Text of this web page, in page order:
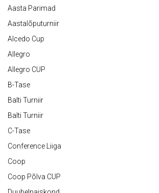
Aasta Parimad
Aastalõputurniir
Alcedo Cup
Allegro
Allegro CUP
B-Tase
Balti Turniir
Balti Turniir
C-Tase
Conference Liiga
Coop
Coop Põlva CUP